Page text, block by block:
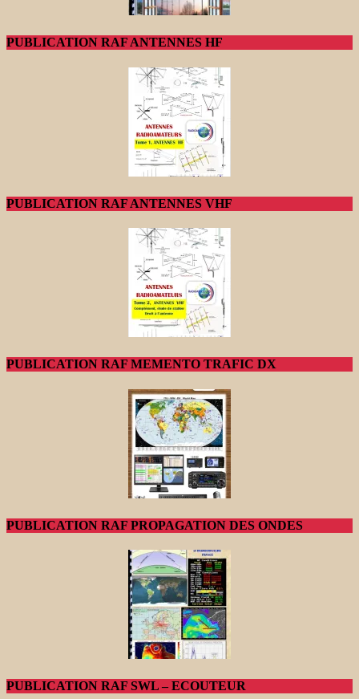
PUBLICATION RAF ANTENNES HF
PUBLICATION RAF ANTENNES VHF
PUBLICATION RAF MEMENTO TRAFIC DX
PUBLICATION RAF PROPAGATION DES ONDES
PUBLICATION RAF SWL – ECOUTEUR